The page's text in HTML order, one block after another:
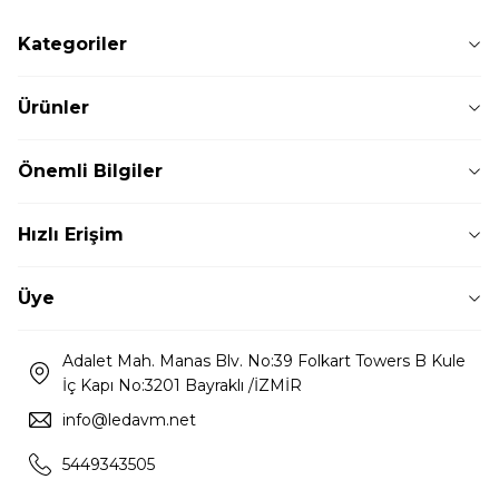
Kategoriler
Ürünler
Önemli Bilgiler
Hızlı Erişim
Üye
Adalet Mah. Manas Blv. No:39 Folkart Towers B Kule
İç Kapı No:3201 Bayraklı /İZMİR
info@ledavm.net
5449343505